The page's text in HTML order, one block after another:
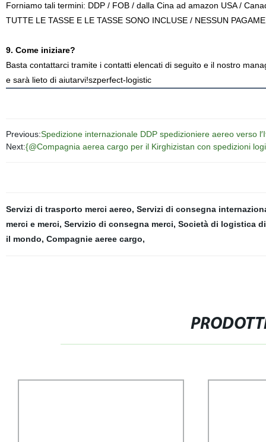
Forniamo tali termini: DDP / FOB / dalla Cina ad amazon USA /
TUTTE LE TASSE E LE TASSE SONO INCLUSE / NESSUN
9. Come iniziare?
Basta contattarci tramite i contatti elencati di seguito e il nostro
e sarà lieto di aiutarvi!szperfect-logistic
Previous:Spedizione internazionale DDP spedizioniere aereo verso
Next:{@Compagnia aerea cargo per il Kirghizistan con spedizioni
Servizi di trasporto merci aereo, Servizi di consegna
merci e merci, Servizio di consegna merci, Società di logistica
il mondo, Compagnie aeree cargo,